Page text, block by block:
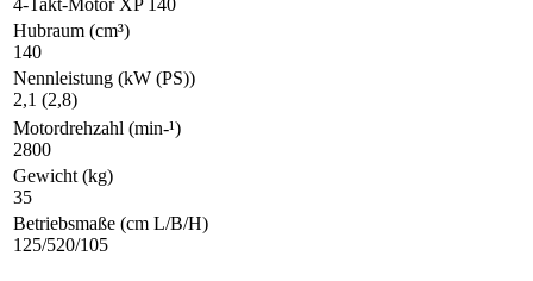
4-Takt-Motor XP 140
Hubraum (cm³)
140
Nennleistung (kW (PS))
2,1 (2,8)
Motordrehzahl (min-¹)
2800
Gewicht (kg)
35
Betriebsmaße (cm L/B/H)
125/520/105